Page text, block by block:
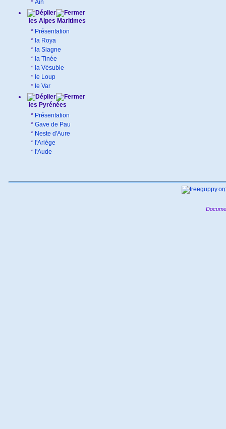
* Ain
les Alpes Maritimes
* Présentation
* la Roya
* la Siagne
* la Tinée
* la Vésubie
* le Loup
* le Var
les Pyrénées
* Présentation
* Gave de Pau
* Neste d'Aure
* l'Ariège
* l'Aude